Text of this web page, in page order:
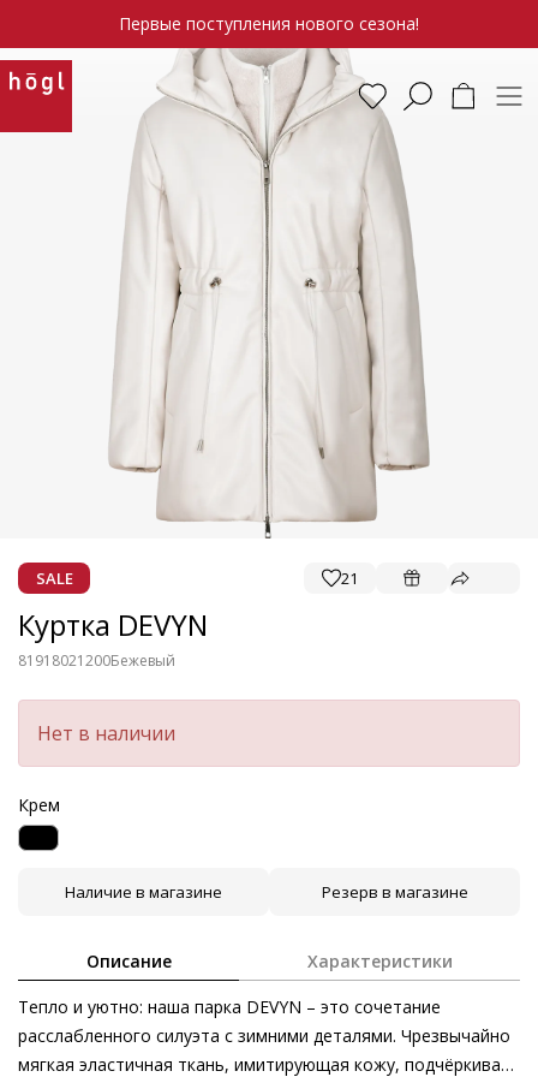
Первые поступления нового сезона!
SALE 21
Куртка DEVYN
81918021200Бежевый
Нет в наличии
Крем
Наличие в магазине Резерв в магазине
Описание Характеристики
Тепло и уютно: наша парка DEVYN – это сочетание
расслабленного силуэта с зимними деталями. Чрезвычайно
мягкая эластичная ткань, имитирующая кожу, подчёркивает